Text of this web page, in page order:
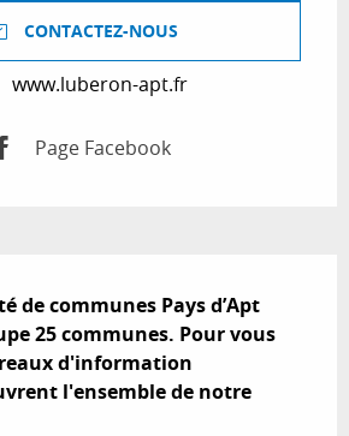
CONTACTEZ-NOUS
www.luberon-apt.fr
Page Facebook
de communes Pays d’Apt
25 communes. Pour vous
d'information
l'ensemble de notre